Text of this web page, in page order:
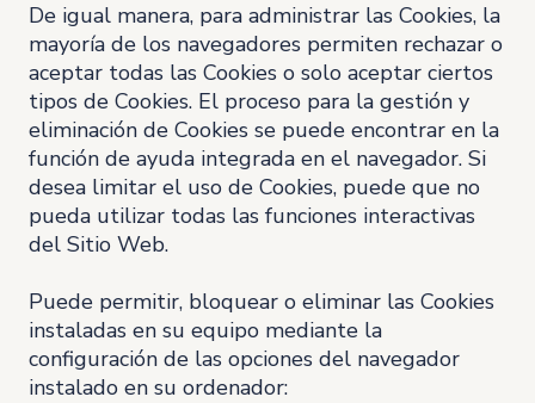
De igual manera, para administrar las Cookies, la
mayoría de los navegadores permiten rechazar o
aceptar todas las Cookies o solo aceptar ciertos
tipos de Cookies. El proceso para la gestión y
eliminación de Cookies se puede encontrar en la
función de ayuda integrada en el navegador. Si
desea limitar el uso de Cookies, puede que no
pueda utilizar todas las funciones interactivas
del Sitio Web.
Puede permitir, bloquear o eliminar las Cookies
instaladas en su equipo mediante la
configuración de las opciones del navegador
instalado en su ordenador: